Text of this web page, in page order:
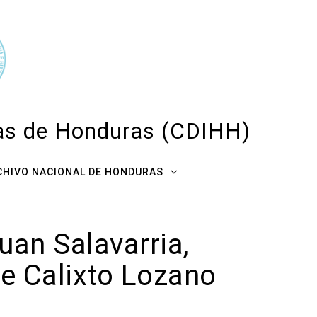
de Honduras (CDIHH)
NACIONAL DE HONDURAS
Salavarria,
Calixto Lozano